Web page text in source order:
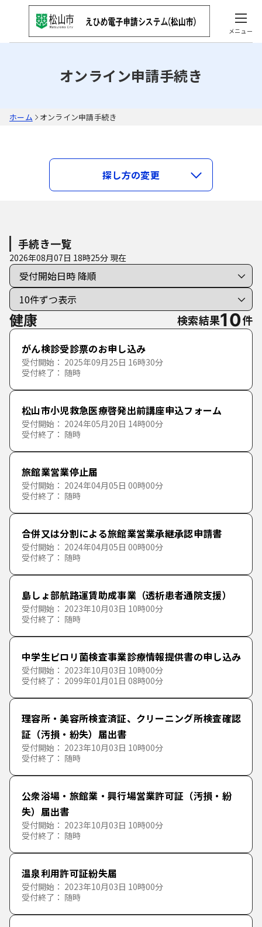
メニュー
オンライン申請手続き
ホーム オンライン申請手続き
キーワードで探す
利用者選択すべての手続き
個人向けの手続き
法人向けの手続き
分類で探す
市民手続き
戸籍・住民票・印鑑登録
保険・年金
税金
暮らし
生活環境・廃棄物
上下水道・水資源
住宅・建物・土地
道路・公園
ペット・動物
その他
健康
保健所
保健・健康
福祉
高齢者福祉
社会福祉
児童福祉
幼児教育・保育
教育・文化・スポーツ
教育
スポーツ
施設
産業
商工業
情報公開・広報・広聴
入札・契約・資格
50音で探す
あ行
あ い う
か行
さ し
た行
た ち つ て と
な行
な
は行
は ひ ふ へ ほ
ま行
ま み む め も
や行
や ゆ
ら行
わ を
探し方の変更
手続き一覧
2026年08月07日 18時25分 現在
健康 検索結果10件
がん検診受診票のお申し込み
受付開始： 2025年09月25日 16時30分
受付終了： 随時
松山市小児救急医療啓発出前講座申込フォーム
受付開始： 2024年05月20日 14時00分
受付終了： 随時
旅館業営業停止届
受付開始： 2024年04月05日 00時00分
受付終了： 随時
合併又は分割による旅館業営業承継承認申請書
受付開始： 2024年04月05日 00時00分
受付終了： 随時
島しょ部航路運賃助成事業（透析患者通院支援）
受付開始： 2023年10月03日 10時00分
受付終了： 随時
中学生ピロリ菌検査事業診療情報提供書の申し込み
受付開始： 2023年10月03日 10時00分
受付終了： 2099年01月01日 08時00分
理容所・美容所検査済証、クリーニング所検査確認
証（汚損・紛失）届出書
受付開始： 2023年10月03日 10時00分
受付終了： 随時
公衆浴場・旅館業・興行場営業許可証（汚損・紛
失）届出書
受付開始： 2023年10月03日 10時00分
受付終了： 随時
温泉利用許可証紛失届
受付開始： 2023年10月03日 10時00分
受付終了： 随時